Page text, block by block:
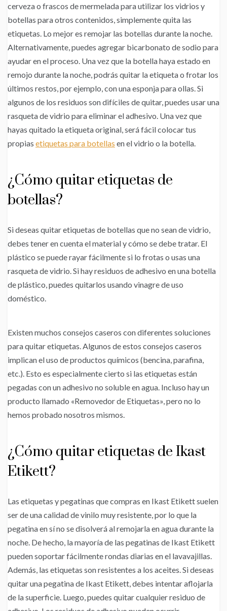
cerveza o frascos de mermelada para utilizar los vidrios y
botellas para otros contenidos, simplemente quita las
etiquetas. Lo mejor es remojar las botellas durante la noche.
Alternativamente, puedes agregar bicarbonato de sodio para
ayudar en el proceso. Una vez que la botella haya estado en
remojo durante la noche, podrás quitar la etiqueta o frotar los
últimos restos, por ejemplo, con una esponja para ollas. Si
algunos de los residuos son difíciles de quitar, puedes usar una
rasqueta de vidrio para eliminar el adhesivo. Una vez que
hayas quitado la etiqueta original, será fácil colocar tus
propias etiquetas para botellas en el vidrio o la botella.
¿Cómo quitar etiquetas de
botellas?
Si deseas quitar etiquetas de botellas que no sean de vidrio,
debes tener en cuenta el material y cómo se debe tratar. El
plástico se puede rayar fácilmente si lo frotas o usas una
rasqueta de vidrio. Si hay residuos de adhesivo en una botella
de plástico, puedes quitarlos usando vinagre de uso
doméstico.
Existen muchos consejos caseros con diferentes soluciones
para quitar etiquetas. Algunos de estos consejos caseros
implican el uso de productos químicos (bencina, parafina,
etc.). Esto es especialmente cierto si las etiquetas están
pegadas con un adhesivo no soluble en agua. Incluso hay un
producto llamado «Removedor de Etiquetas», pero no lo
hemos probado nosotros mismos.
¿Cómo quitar etiquetas de Ikast
Etikett?
Las etiquetas y pegatinas que compras en Ikast Etikett suelen
ser de una calidad de vinilo muy resistente, por lo que la
pegatina en sí no se disolverá al remojarla en agua durante la
noche. De hecho, la mayoría de las pegatinas de Ikast Etikett
pueden soportar fácilmente rondas diarias en el lavavajillas.
Además, las etiquetas son resistentes a los aceites. Si deseas
quitar una pegatina de Ikast Etikett, debes intentar aflojarla
de la superficie. Luego, puedes quitar cualquier residuo de